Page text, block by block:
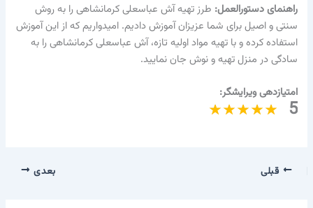
راهنمای دستورالعمل: طرز تهیه آش عباسعلی کرمانشاهی را به روش
سنتی و اصیل برای شما عزیزان آموزش دادیم. امیدواریم که از این آموزش
استفاده کرده و با تهیه مواد اولیه تازه، آش عباسعلی کرمانشاهی را به
سادگی در منزل تهیه و نوش جان نمایید.
امتیازدهی ویرایشگر:
5
قبلی بعدی